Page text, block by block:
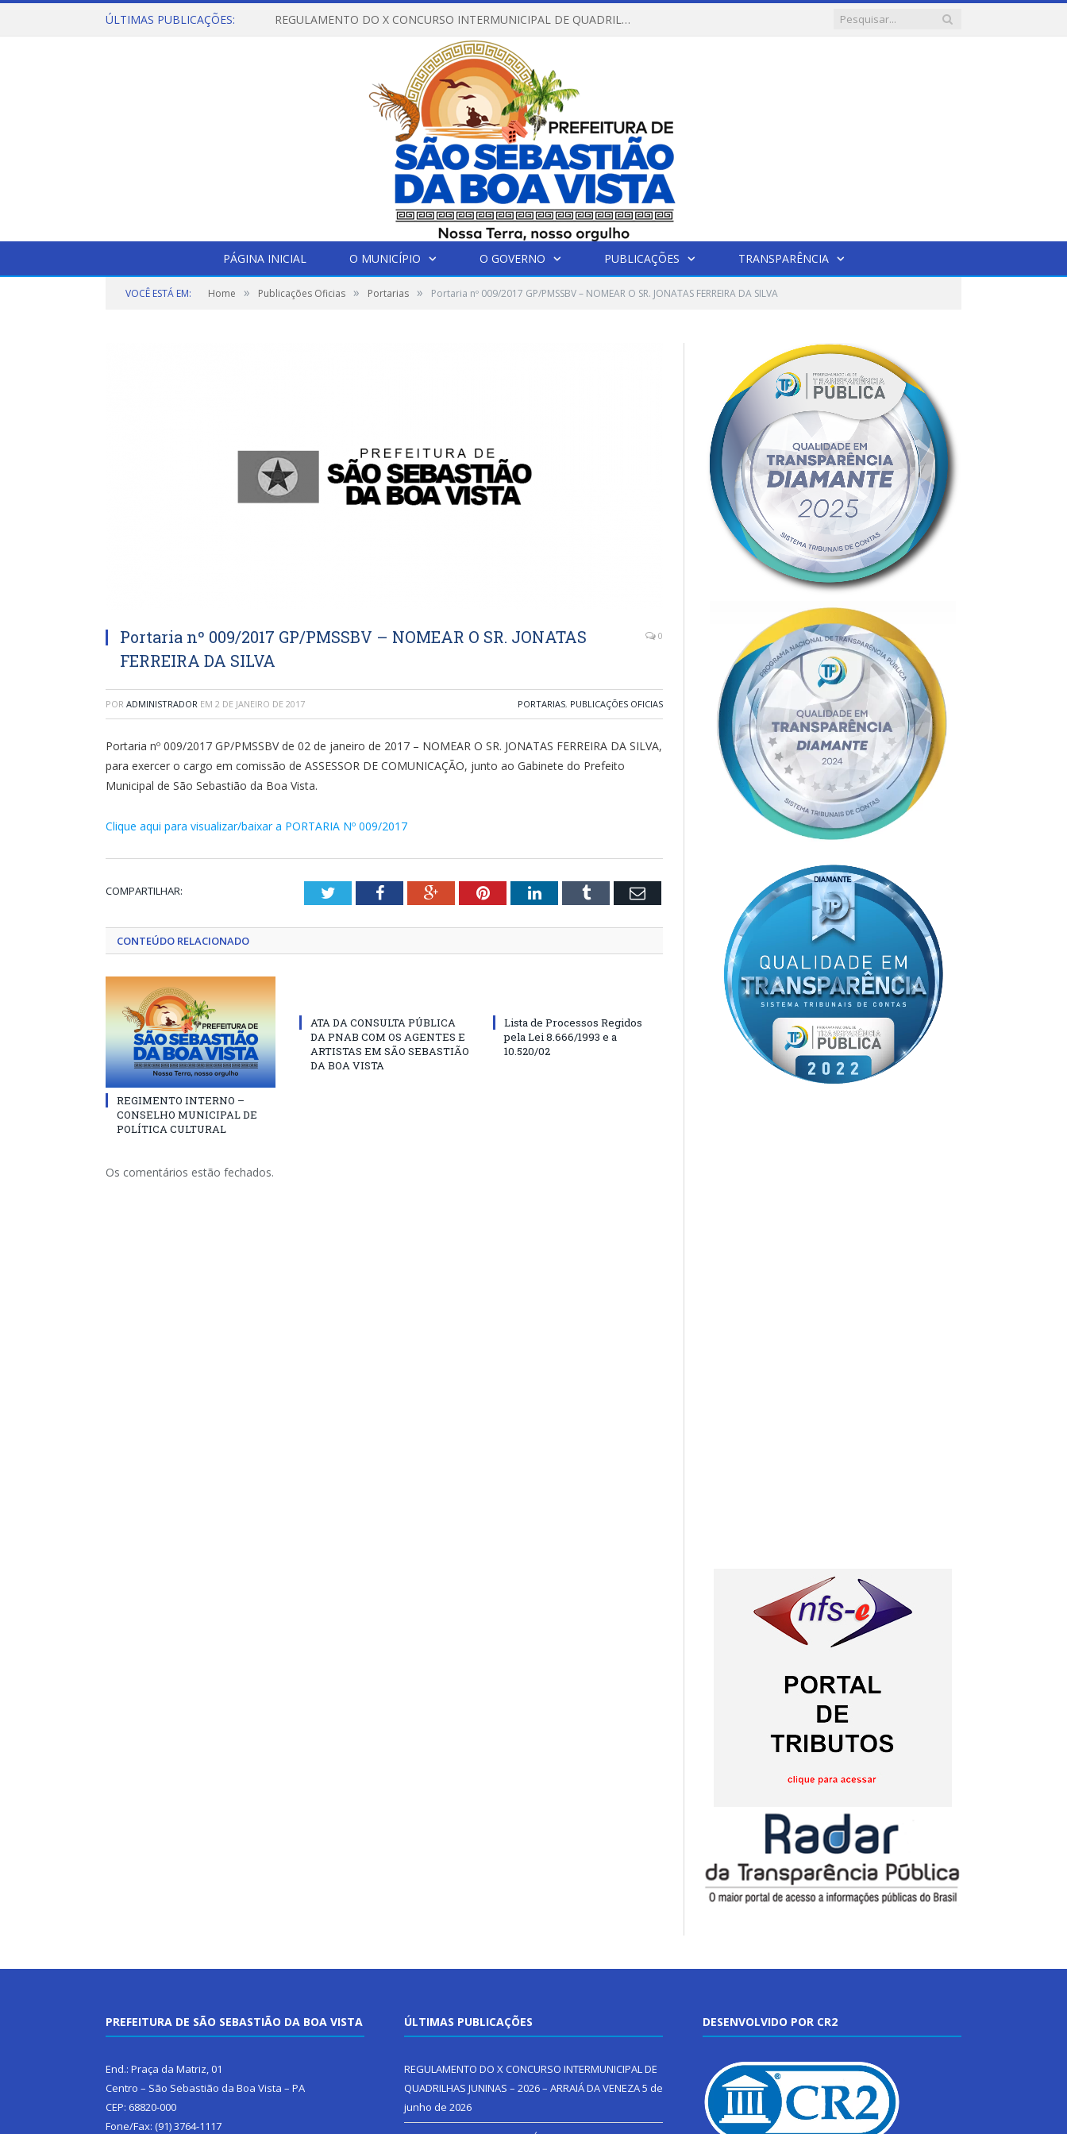
ÚLTIMAS PUBLICAÇÕES: REGULAMENTO DO X CONCURSO INTERMUNICIPAL DE QUADRILHAS JUNINAS – 2026 – ARRAIÁ DA VENEZA
PÁGINA INICIAL O MUNICÍPIO O GOVERNO PUBLICAÇÕES TRANSPARÊNCIA
VOCÊ ESTÁ EM: Home » Publicações Oficias » Portarias » Portaria nº 009/2017 GP/PMSSBV – NOMEAR O SR. JONATAS FERREIRA DA SILVA
Portaria nº 009/2017 GP/PMSSBV – NOMEAR O SR. JONATAS
FERREIRA DA SILVA
0
POR ADMINISTRADOR EM 2 DE JANEIRO DE 2017 PORTARIAS, PUBLICAÇÕES OFICIAS
Portaria nº 009/2017 GP/PMSSBV de 02 de janeiro de 2017 – NOMEAR O SR. JONATAS FERREIRA DA SILVA,
para exercer o cargo em comissão de ASSESSOR DE COMUNICAÇÃO, junto ao Gabinete do Prefeito
Municipal de São Sebastião da Boa Vista.
Clique aqui para visualizar/baixar a PORTARIA Nº 009/2017
COMPARTILHAR: TwitterFacebookGoogle+PinterestLinkedInTumblr Email
CONTEÚDO RELACIONADO
REGIMENTO INTERNO –
CONSELHO MUNICIPAL DE
POLÍTICA CULTURAL
ATA DA CONSULTA PÚBLICA
DA PNAB COM OS AGENTES E
ARTISTAS EM SÃO SEBASTIÃO
DA BOA VISTA
Lista de Processos Regidos
pela Lei 8.666/1993 e a
10.520/02
Os comentários estão fechados.
PREFEITURA DE SÃO SEBASTIÃO DA BOA VISTA
End.: Praça da Matriz, 01
Centro – São Sebastião da Boa Vista – PA
CEP: 68820-000
Fone/Fax: (91) 3764-1117
ÚLTIMAS PUBLICAÇÕES
REGULAMENTO DO X CONCURSO INTERMUNICIPAL DE
QUADRILHAS JUNINAS – 2026 – ARRAIÁ DA VENEZA5 de
junho de 2026
DESENVOLVIDO POR CR2